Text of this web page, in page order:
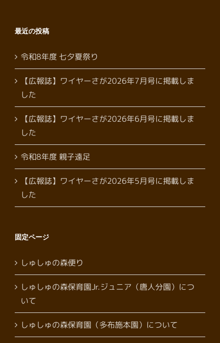
最近の投稿
令和8年度 七夕夏祭り
【広報誌】ワイヤーさが2026年7月号に掲載しま
した
【広報誌】ワイヤーさが2026年6月号に掲載しま
した
令和8年度 親子遠足
【広報誌】ワイヤーさが2026年5月号に掲載しま
した
固定ページ
しゅしゅの森便り
しゅしゅの森保育園Jr.ジュニア（唐人分園）につ
いて
しゅしゅの森保育園（多布施本園）について